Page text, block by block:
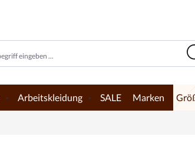
Arbeitskleidung SALE Marken